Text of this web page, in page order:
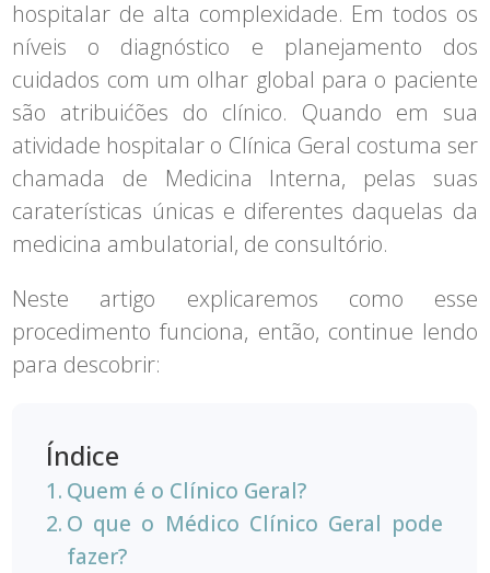
hospitalar de alta complexidade. Em todos os
níveis o diagnóstico e planejamento dos
cuidados com um olhar global para o paciente
são atribuićões do clínico. Quando em sua
atividade hospitalar o Clínica Geral costuma ser
chamada de Medicina Interna, pelas suas
caraterísticas únicas e diferentes daquelas da
medicina ambulatorial, de consultório.
Neste artigo explicaremos como esse
procedimento funciona, então, continue lendo
para descobrir:
Índice
Quem é o Clínico Geral?
O que o Médico Clínico Geral pode
fazer?